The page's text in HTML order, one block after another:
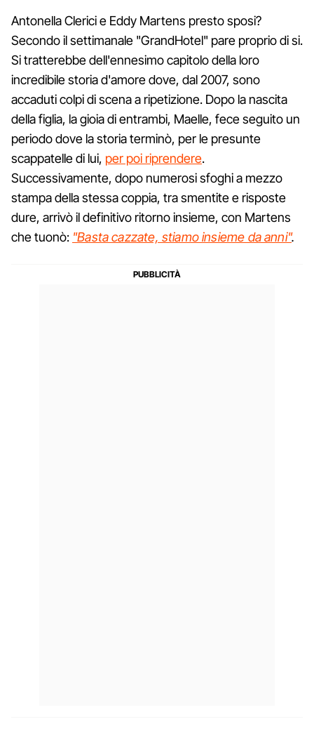
Antonella Clerici e Eddy Martens presto sposi?
Secondo il settimanale "GrandHotel" pare proprio di si.
Si tratterebbe dell'ennesimo capitolo della loro
incredibile storia d'amore dove, dal 2007, sono
accaduti colpi di scena a ripetizione. Dopo la nascita
della figlia, la gioia di entrambi, Maelle, fece seguito un
periodo dove la storia terminò, per le presunte
scappatelle di lui, per poi riprendere.
Successivamente, dopo numerosi sfoghi a mezzo
stampa della stessa coppia, tra smentite e risposte
dure, arrivò il definitivo ritorno insieme, con Martens
che tuonò: "Basta cazzate, stiamo insieme da anni".